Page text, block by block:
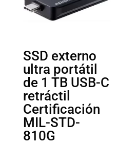
SSD externo
ultra portátil
de 1 TB USB-C
retráctil
Certificación
MIL-STD-
810G